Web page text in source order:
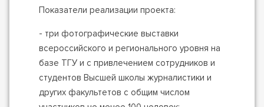
Показатели реализации проекта:
- три фотографические выставки
всероссийского и регионального уровня на
базе ТГУ и с привлечением сотрудников и
студентов Высшей школы журналистики и
других факультетов с общим числом